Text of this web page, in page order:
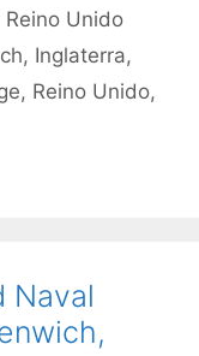
Unido
, Inglaterra,
, Reino Unido,
Naval